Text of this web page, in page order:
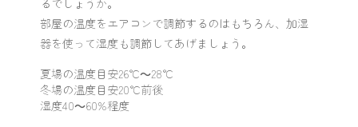
部屋の温度をエアコンで調節するのはもちろん、加湿
器を使って湿度も調節してあげましょう。
夏場の温度目安26℃～28℃
冬場の温度目安20℃前後
湿度40～60%程度